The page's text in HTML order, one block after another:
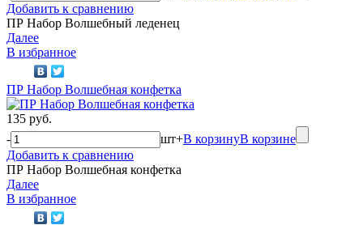
Добавить к сравнению
ПР Набор Волшебный леденец
Далее
В избранное
ПР Набор Волшебная конфетка
135 руб.
-
шт+В корзинуВ корзине
Добавить к сравнению
ПР Набор Волшебная конфетка
Далее
В избранное